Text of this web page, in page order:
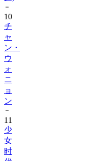
10
チ
ャ
ン・
ウ
ォ
ニ
ョ
ン
11
少
女
时